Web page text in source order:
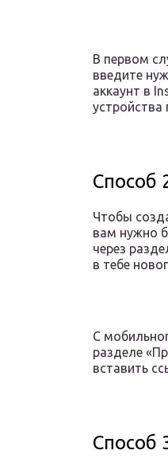
В первом
введите
аккаунт в
устройства
Способ
Чтобы
вам нужно
через
в тебе
С
разделе
вставить
Способ